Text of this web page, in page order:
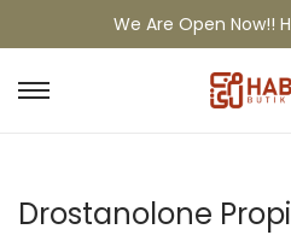
We Are Open Now!!
Drostanolone